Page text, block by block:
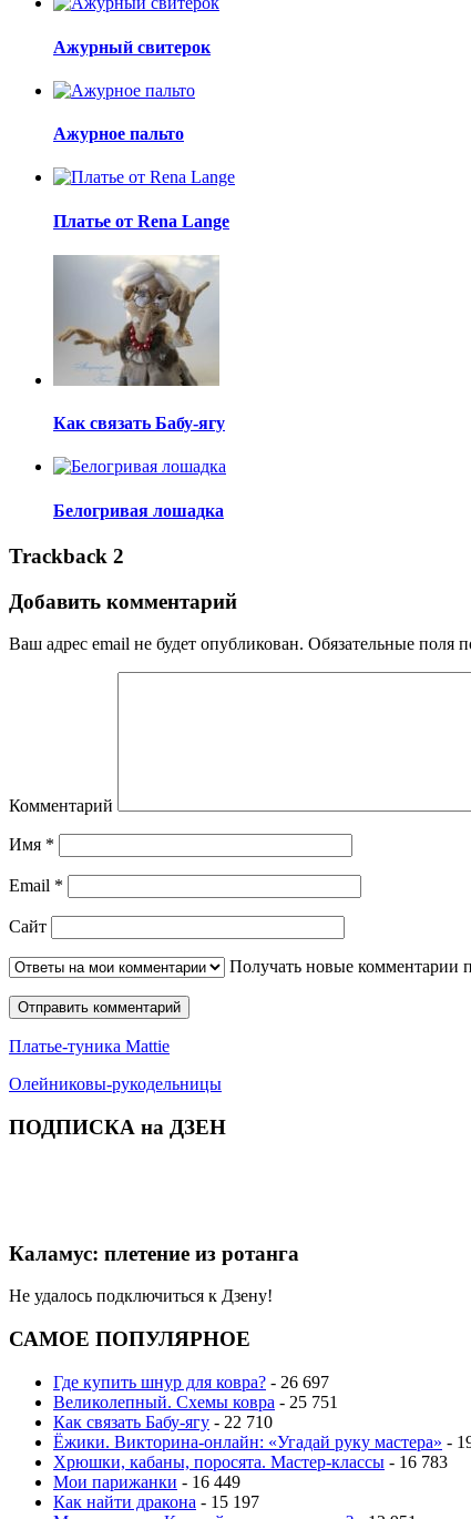
Ажурный свитерок
Ажурное пальто
Платье от Rena Lange
Как связать Бабу-ягу
Белогривая лошадка
Trackback 2
Добавить комментарий
Ваш адрес email не будет опубликован. Обязательные поля
Комментарий
Имя *
Email *
Сайт
Получать новые комментарии
Платье-туника Mattie
Олейниковы-рукодельницы
ПОДПИСКА на ДЗЕН
Каламус: плетение из ротанга
Не удалось подключиться к Дзену!
САМОЕ ПОПУЛЯРНОЕ
Где купить шнур для ковра? - 26 697
Великолепный. Схемы ковра - 25 751
Как связать Бабу-ягу - 22 710
Ёжики. Викторина-онлайн: «Угадай руку мастера» -
Хрюшки, кабаны, поросята. Мастер-классы - 16 783
Мои парижанки - 16 449
Как найти дракона - 15 197